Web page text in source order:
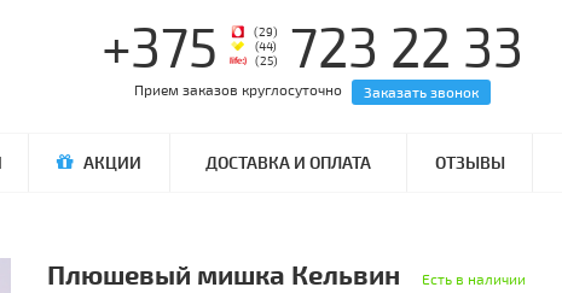
+375
(29)
(44)
(25)
723 22 33
Прием заказов круглосуточно Заказать звонок
АКЦИИ ДОСТАВКА И ОПЛАТА ОТЗЫВЫ
Плюшевый мишка Кельвин Есть в наличии